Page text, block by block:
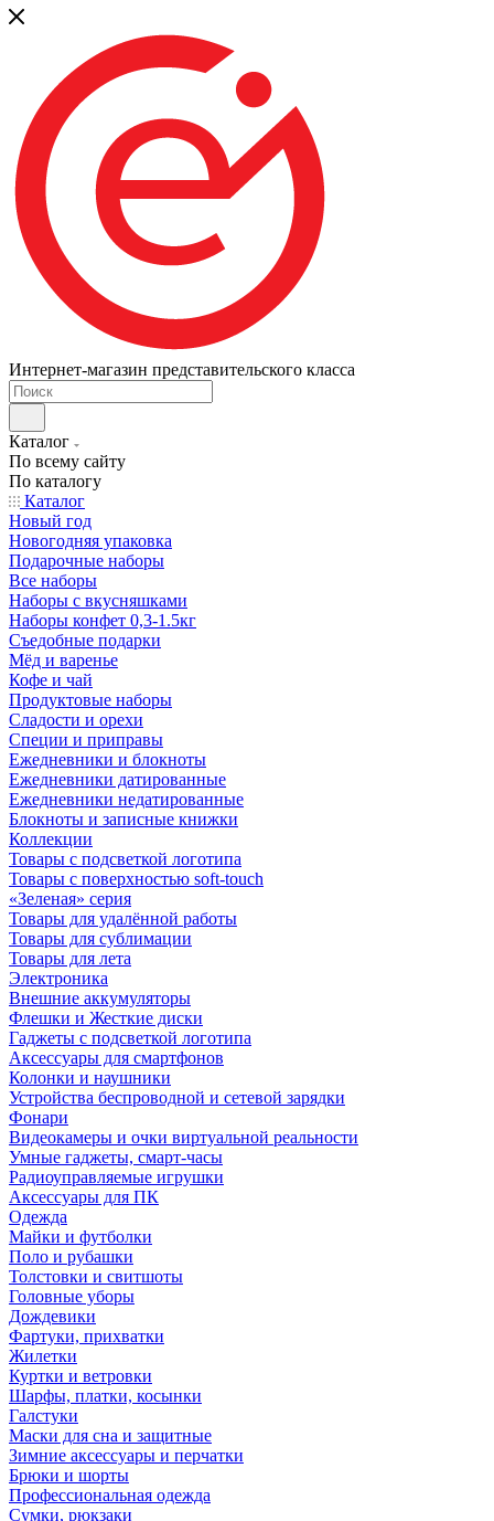
Интернет-магазин представительского класса
Каталог
По всему сайту
По каталогу
Каталог
Новый год
Новогодняя упаковка
Подарочные наборы
Все наборы
Наборы с вкусняшками
Наборы конфет 0,3-1.5кг
Съедобные подарки
Мёд и варенье
Кофе и чай
Продуктовые наборы
Сладости и орехи
Специи и приправы
Ежедневники и блокноты
Ежедневники датированные
Ежедневники недатированные
Блокноты и записные книжки
Коллекции
Товары с подсветкой логотипа
Товары с поверхностью soft-touch
«Зеленая» серия
Товары для удалённой работы
Товары для сублимации
Товары для лета
Электроника
Внешние аккумуляторы
Флешки и Жесткие диски
Гаджеты с подсветкой логотипа
Аксессуары для смартфонов
Колонки и наушники
Устройства беспроводной и сетевой зарядки
Фонари
Видеокамеры и очки виртуальной реальности
Умные гаджеты, смарт-часы
Радиоуправляемые игрушки
Аксессуары для ПК
Одежда
Майки и футболки
Поло и рубашки
Толстовки и свитшоты
Головные уборы
Дождевики
Фартуки, прихватки
Жилетки
Куртки и ветровки
Шарфы, платки, косынки
Галстуки
Маски для сна и защитные
Зимние аксессуары и перчатки
Брюки и шорты
Профессиональная одежда
Сумки, рюкзаки